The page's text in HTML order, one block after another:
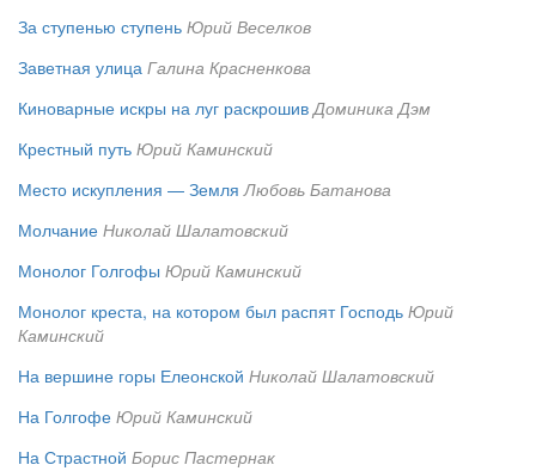
За ступенью ступень Юрий Веселков
Заветная улица Галина Красненкова
Киноварные искры на луг раскрошив Доминика Дэм
Крестный путь Юрий Каминский
Место искупления — Земля Любовь Батанова
Молчание Николай Шалатовский
Монолог Голгофы Юрий Каминский
Монолог креста, на котором был распят Господь Юрий
Каминский
На вершине горы Елеонской Николай Шалатовский
На Голгофе Юрий Каминский
На Страстной Борис Пастернак